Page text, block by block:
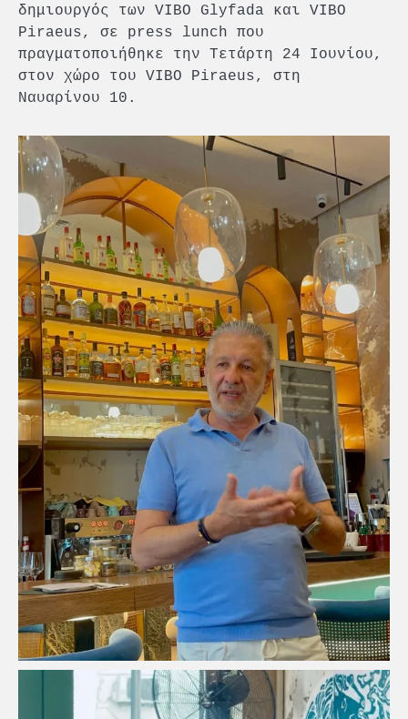
δημιουργός των VIBO Glyfada και VIBO
Piraeus, σε press lunch που
πραγματοποιήθηκε την Τετάρτη 24 Ιουνίου,
στον χώρο του VIBO Piraeus, στη
Ναυαρίνου 10.